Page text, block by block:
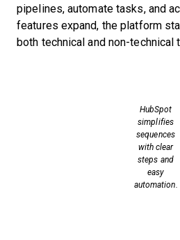
pipelines, automate tasks, and
features expand, the platform
both technical and non-technical
HubSpot
simplifies
sequences
with clear
steps and
easy
automation.